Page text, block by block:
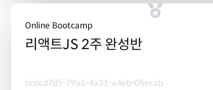
Online Bootcamp
리액트JS 2주 완성반
bcdcd7d5-79a6-4a31-a4eb-05ecab